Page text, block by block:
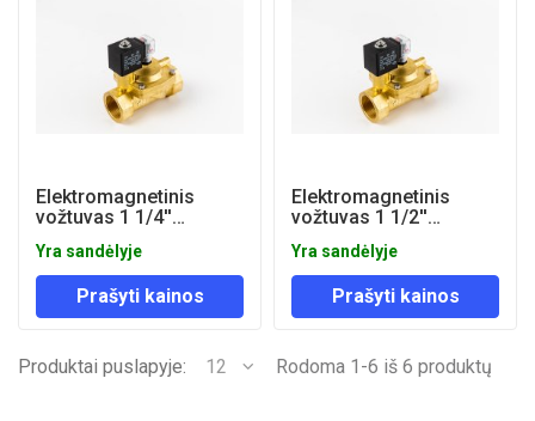
Elektromagnetinis
vožtuvas 1 1/4''
Yra sandėlyje
Prašyti kainos
Elektromagnetinis
vožtuvas 1 1/2''
Yra sandėlyje
Prašyti kainos
Produktai puslapyje: 12 Rodoma 1-6 iš 6 produktų